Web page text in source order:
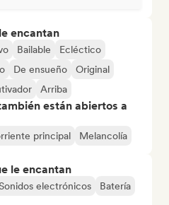
encantan
Bailable
Ecléctico
De ensueño
Original
Arriba
están abiertos a
principal Melancolía
le encantan
electrónicos
Batería